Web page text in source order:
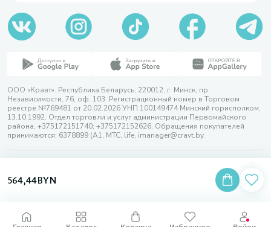
564,44BYN
ООО «Кравт». Республика Беларусь, 220012, г. Минск, пр.
Независимости, 76, оф. 103. Регистрационный номер в Торговом
реестре №769481 от 20.02.2026 УНП 100149474 Минский горисполком,
13.10.1992. Отдел торговли и услуг администрации Первомайского
района, +375172151740; +375172152626. Обращения покупателей
принимаются: 6378899 (А1, МТС, life, imanager@cravt.by.
Разработка сайта — SLAM
Выбор настроек Cookie